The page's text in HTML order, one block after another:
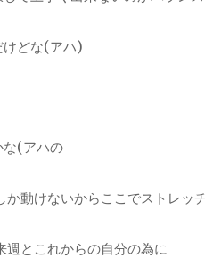
けどな(アハ)
な(アハの
か動けないからここでストレッ
週とこれからの自分の為に